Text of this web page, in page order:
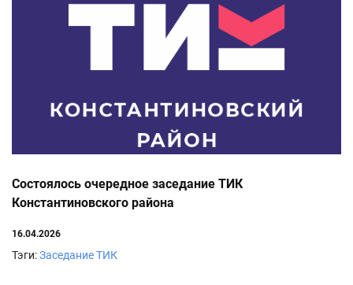
Состоялось очередное заседание ТИК
Константиновского района
16.04.2026
Тэги:Заседание ТИК